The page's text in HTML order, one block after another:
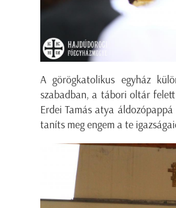
A görögkatolikus egyház
szabadban, a tábori oltár
Erdei Tamás atya
taníts meg engem a te